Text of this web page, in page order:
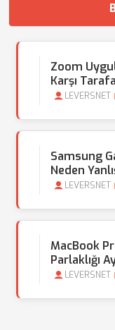
Zoom
Karşı
LEVERSNET
Samsung
Neden
LEVERSNET
MacBook
Parlaklığı
LEVERSNET